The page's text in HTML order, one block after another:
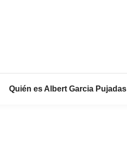
Quién es Albert Garcia Pujadas